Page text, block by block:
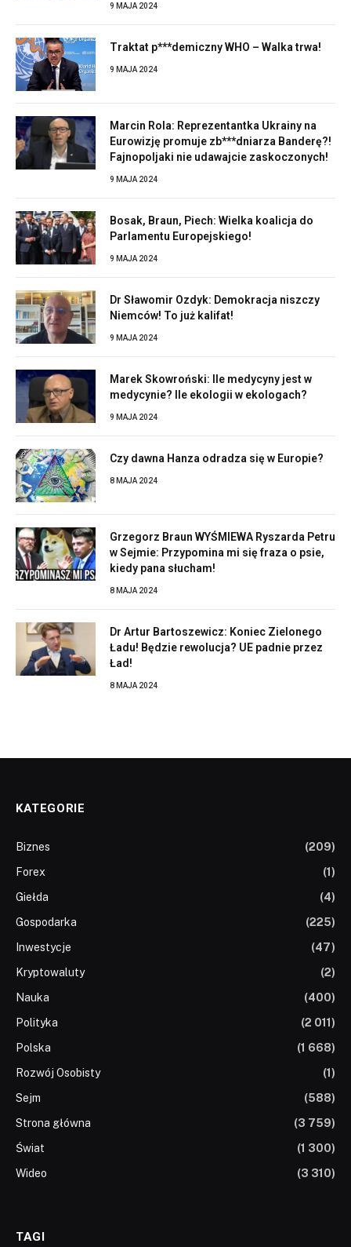
9 MAJA 2024
Traktat p***demiczny WHO – Walka trwa!
9 MAJA 2024
Marcin Rola: Reprezentantka Ukrainy na
Eurowizję promuje zb***dniarza Banderę?!
Fajnopoljaki nie udawajcie zaskoczonych!
9 MAJA 2024
Bosak, Braun, Piech: Wielka koalicja do
Parlamentu Europejskiego!
9 MAJA 2024
Dr Sławomir Ozdyk: Demokracja niszczy
Niemców! To już kalifat!
9 MAJA 2024
Marek Skowroński: Ile medycyny jest w
medycynie? Ile ekologii w ekologach?
9 MAJA 2024
Czy dawna Hanza odradza się w Europie?
8 MAJA 2024
Grzegorz Braun WYŚMIEWA Ryszarda Petru
w Sejmie: Przypomina mi się fraza o psie,
kiedy pana słucham!
8 MAJA 2024
Dr Artur Bartoszewicz: Koniec Zielonego
Ładu! Będzie rewolucja? UE padnie przez
Ład!
8 MAJA 2024
KATEGORIE
Biznes
(209)
Forex
(1)
Giełda
(4)
Gospodarka
(225)
Inwestycje
(47)
Kryptowaluty
(2)
Nauka
(400)
Polityka
(2 011)
Polska
(1 668)
Rozwój Osobisty
(1)
Sejm
(588)
Strona główna
(3 759)
Świat
(1 300)
Wideo
(3 310)
TAGI